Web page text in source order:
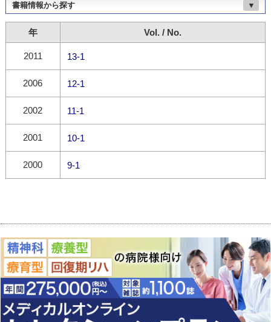
書籍情報から探す ▼
年 Vol. / No.
2011 13-1
2006 12-1
2002 11-1
2001 10-1
2000 9-1